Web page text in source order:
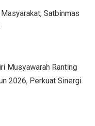
Satbinmas
Musyawarah Ranting
2026, Perkuat Sinergi